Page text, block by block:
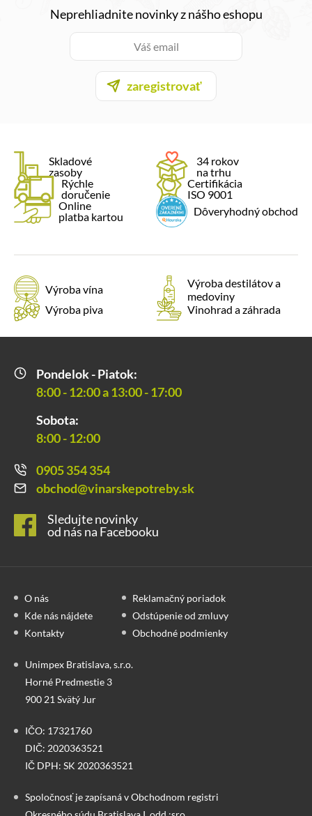
Neprehliadnite novinky z nášho eshopu
zaregistrovať
Skladové
zasoby
34 rokov
na trhu
Rýchle
doručenie
Certifikácia
ISO 9001
Online
platba kartou
Dôveryhodný obchod
Výroba vína
Výroba destilátov a
medoviny
Výroba piva
Vinohrad a záhrada
Pondelok - Piatok:
8:00 - 12:00 a 13:00 - 17:00
Sobota:
8:00 - 12:00
0905 354 354
obchod@vinarskepotreby.sk
Sledujte novinky
od nás na Facebooku
O nás
Reklamačný poriadok
Kde nás nájdete
Odstúpenie od zmluvy
Kontakty
Obchodné podmienky
Unimpex Bratislava, s.r.o.
Horné Predmestie 3
900 21 Svätý Jur
IČO: 17321760
DIČ: 2020363521
IČ DPH: SK 2020363521
Spoločnosť je zapísaná v Obchodnom registri